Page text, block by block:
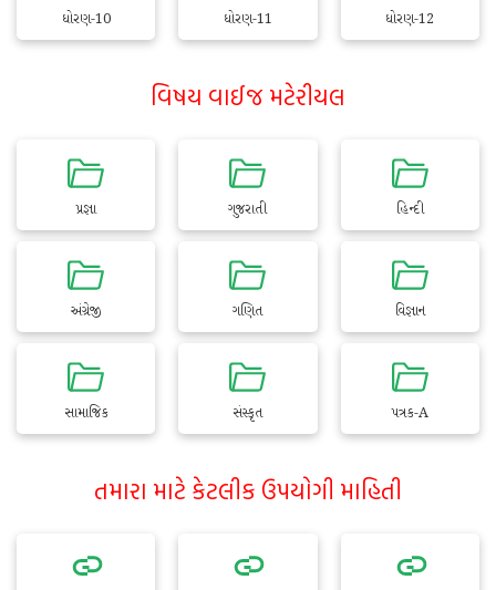
ધોરણ-10 ધોરણ-11 ધોરણ-12
વિષય વાઈજ મટેરીયલ
પ્રજ્ઞા ગુજરાતી હિન્દી
અંગ્રેજી ગણિત વિજ્ઞાન
સામાજિક સંસ્કૃત પત્રક-A
તમારા માટે કેટલીક ઉપયોગી માહિતી